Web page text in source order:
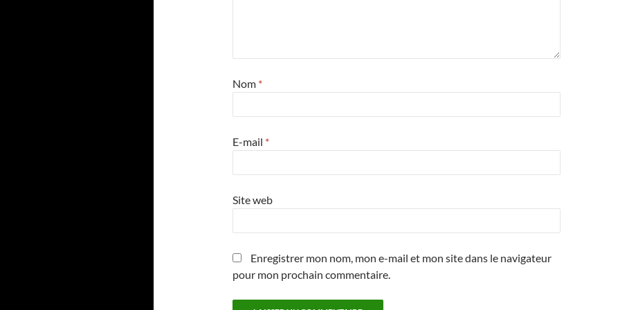
Nom *
E-mail *
Site web
Enregistrer mon nom, mon e-mail et mon site dans le navigateur
pour mon prochain commentaire.